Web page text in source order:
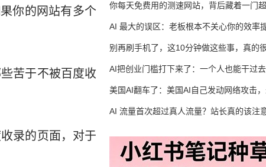
你的网站有多个
苦于不被百度收
录的页面，对于
你每天免费用的测速网站，背后藏着一门
生意
AI 最大的误区：老板根本不关心你的效率
别再刷手机了，这10分钟做这些事，真的
AI把创业门槛打下来了：一个人也能干过
人的活
美国AI翻车了：美国AI自己发动网络攻击
竟然靠中国AI帮忙善后
AI 流量首次超过真人流量？站长真的该注